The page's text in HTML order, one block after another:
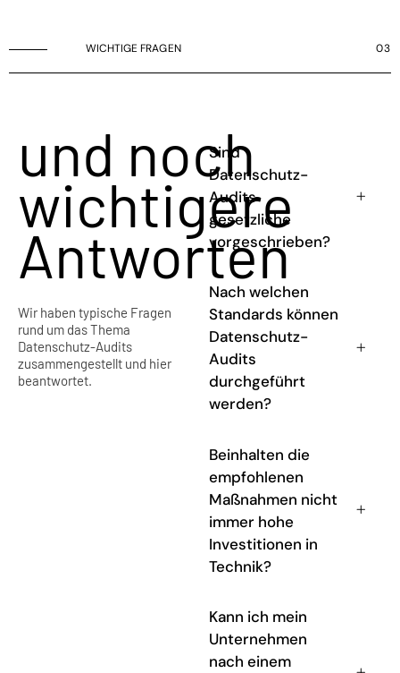
WICHTIGE FRAGEN 03
und noch
wichtigere
Antworten
Wir haben typische Fragen
rund um das Thema
Datenschutz-Audits
zusammengestellt und hier
beantwortet.
Sind
Datenschutz-
Audits
gesetzliche
vorgeschrieben?
Nach welchen
Standards können
Datenschutz-
Audits
durchgeführt
werden?
Beinhalten die
empfohlenen
Maßnahmen nicht
immer hohe
Investitionen in
Technik?
Kann ich mein
Unternehmen
nach einem